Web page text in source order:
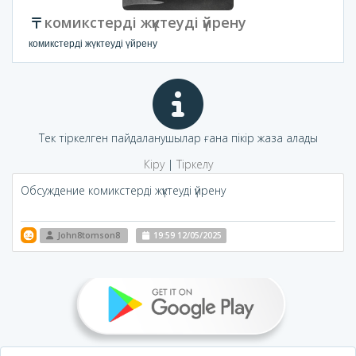
комикстерді жүктеуді үйрену
комикстерді жүктеуді үйрену
Тек тіркелген пайдаланушылар ғана пікір жаза алады
Кіру| Тіркелу
Обсуждение комикстерді жүктеуді үйрену
John8tomson8 19:59 12/05/2025